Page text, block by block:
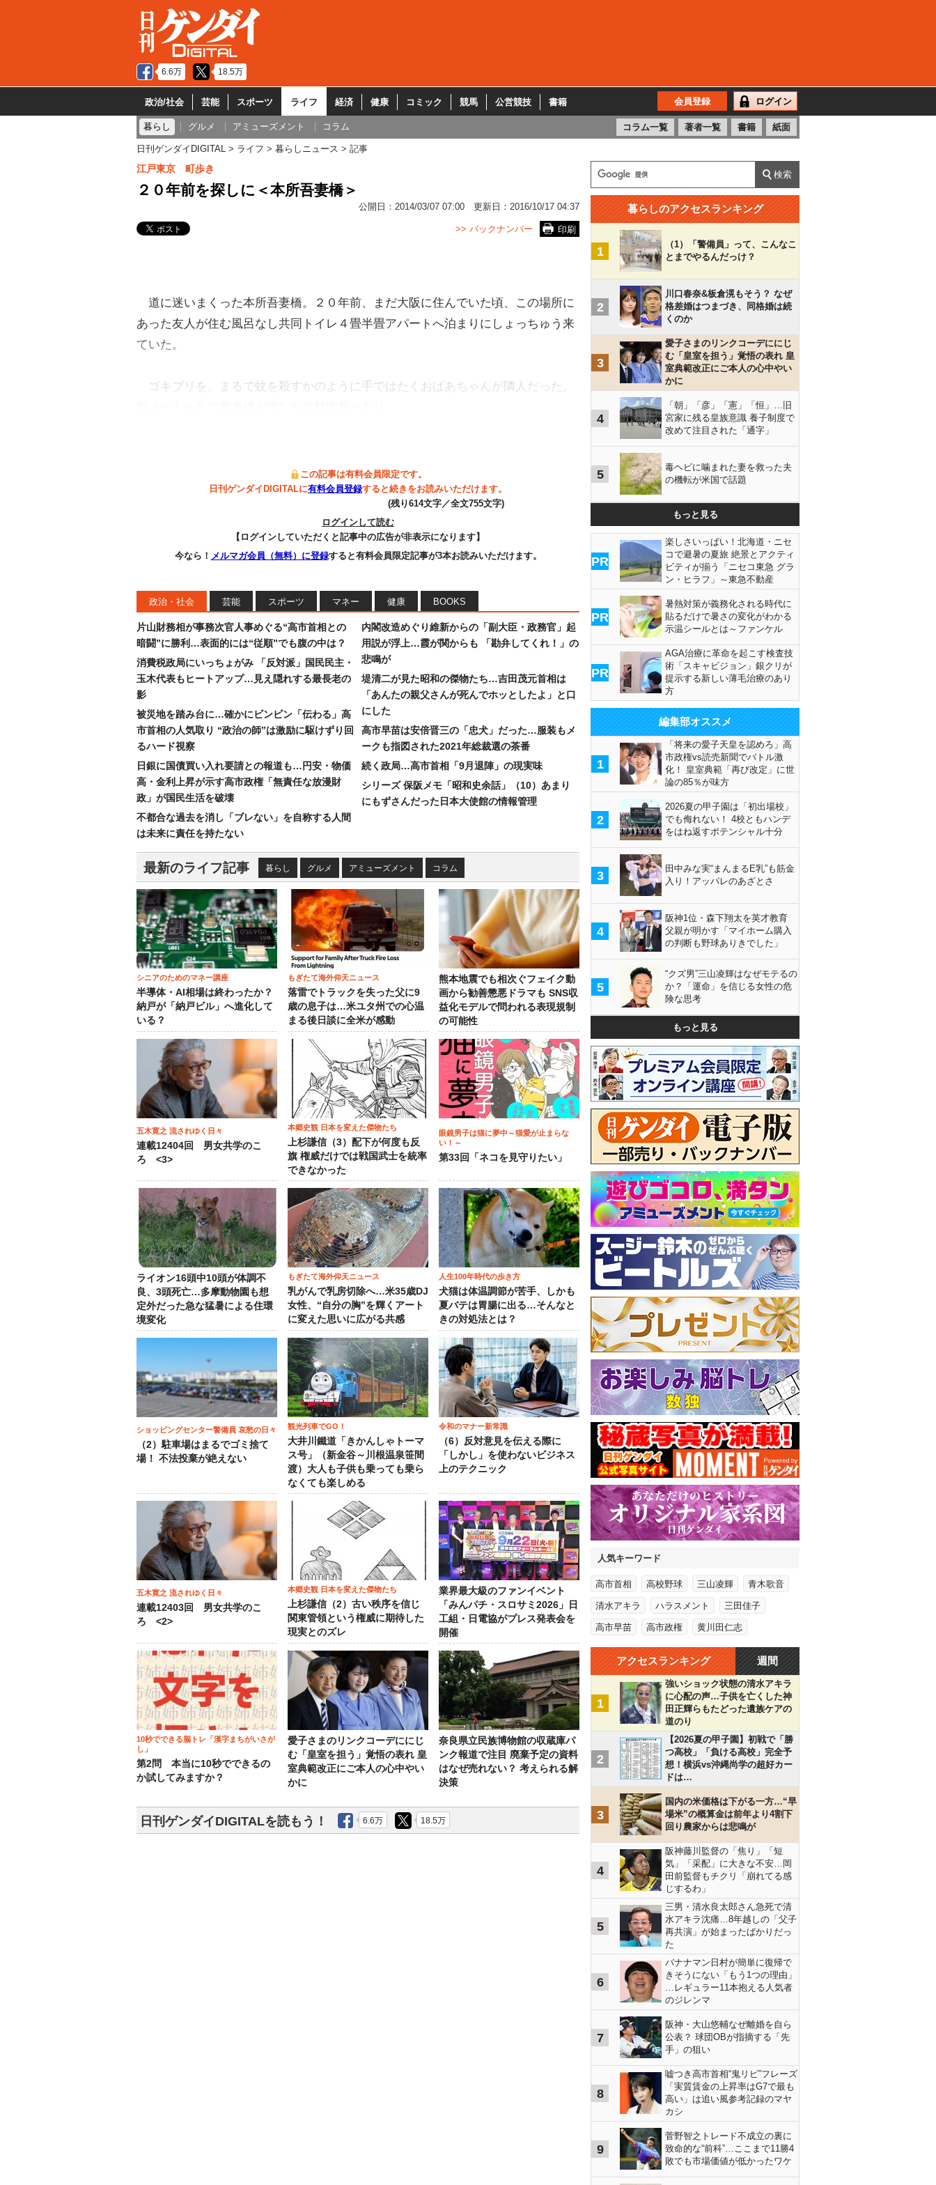
6.6万 18.5万
政治/社会 芸能 スポーツ ライフ 経済 健康 コミック 競馬 公営競技 書籍 会員登録 ログイン
暮らし グルメ アミューズメント コラム コラム一覧 著者一覧 書籍 紙面
日刊ゲンダイDIGITAL ライフ 暮らしニュース 記事
江戸東京 町歩き
２０年前を探しに＜本所吾妻橋＞
公開日： 2014/03/07 07:00 更新日： 2016/10/17 04:37
印刷
>> バックナンバー
道に迷いまくった本所吾妻橋。２０年前、まだ大阪に住んでいた頃、この場所に
あった友人が住む風呂なし共同トイレ４畳半畳アパートへ泊まりにしょっちゅう来
ていた。
ゴキブリを、まるで蚊を殺すかのように手ではたくおばあちゃんが隣人だった。
この記事は有料会員限定です。
日刊ゲンダイDIGITALに有料会員登録すると続きをお読みいただけます。
(残り614文字／全文755文字)
ログインして読む
【ログインしていただくと記事中の広告が非表示になります】
今なら！ メルマガ会員（無料）に登録すると有料会員限定記事が3本お読みいただけます。
政治・社会 芸能 スポーツ マネー 健康 BOOKS
片山財務相が事務次官人事めぐる“高市首相との
暗闘”に勝利…表面的には“従順”でも腹の中は？
消費税政局にいっちょがみ 「反対派」国民民主・
玉木代表もヒートアップ…見え隠れする最長老の
影
被災地を踏み台に…確かにビンビン「伝わる」高
市首相の人気取り “政治の師”は激励に駆けずり回
るハード視察
日銀に国債買い入れ要請との報道も…円安・物価
高・金利上昇が示す高市政権「無責任な放漫財
政」が国民生活を破壊
不都合な過去を消し「ブレない」を自称する人間
は未来に責任を持たない
内閣改造めぐり維新からの「副大臣・政務官」起
用説が浮上…霞が関からも 「勘弁してくれ！」の
悲鳴が
堤清二が見た昭和の傑物たち…吉田茂元首相は
「あんたの親父さんが死んでホッとしたよ」と口
にした
高市早苗は安倍晋三の「忠犬」だった…服装もメ
ークも指図された2021年総裁選の茶番
続く政局…高市首相「9月退陣」の現実味
シリーズ 保阪メモ「昭和史余話」（10）あまり
にもずさんだった日本大使館の情報管理
最新のライフ記事 暮らし グルメ アミューズメント コラム
シニアのためのマネー講座
半導体・AI相場は終わったか？
納戸が「納戸ビル」へ進化して
いる？
もぎたて海外仰天ニュース
落雷でトラックを失った父に9
歳の息子は…米ユタ州での心温
まる後日談に全米が感動
熊本地震でも相次ぐフェイク動
画から勧善懲悪ドラマも SNS収
益化モデルで問われる表現規制
の可能性
五木寛之 流されゆく日々
連載12404回 男女共学のこ
ろ <3>
本郷史観 日本を変えた傑物たち
上杉謙信（3）配下が何度も反
旗 権威だけでは戦国武士を統率
できなかった
眼鏡男子は猫に夢中～猫愛が止まらな
い！～
第33回「ネコを見守りたい」
ライオン16頭中10頭が体調不
良、3頭死亡…多摩動物園も想
定外だった急な猛暑による住環
境変化
もぎたて海外仰天ニュース
乳がんで乳房切除へ…米35歳DJ
女性、“自分の胸”を輝くアート
に変えた思いに広がる共感
人生100年時代の歩き方
犬猫は体温調節が苦手、しかも
夏バテは胃腸に出る…そんなと
きの対処法とは？
ショッピングセンター警備員 哀愁の日々
（2）駐車場はまるでゴミ捨て
場！ 不法投棄が絶えない
観光列車でGO！
大井川鐵道「きかんしゃトーマ
ス号」（新金谷～川根温泉笹間
渡）大人も子供も乗っても乗ら
なくても楽しめる
令和のマナー新常識
（6）反対意見を伝える際に
「しかし」を使わないビジネス
上のテクニック
五木寛之 流されゆく日々
連載12403回 男女共学のこ
ろ <2>
本郷史観 日本を変えた傑物たち
上杉謙信（2）古い秩序を信じ
関東管領という権威に期待した
現実とのズレ
業界最大級のファンイベント
「みんパチ・スロサミ2026」日
工組・日電協がプレス発表会を
開催
10秒でできる脳トレ「漢字まちがいさが
し」
第2問 本当に10秒でできるの
か試してみますか？
愛子さまのリンクコーデににじ
む「皇室を担う」覚悟の表れ 皇
室典範改正にご本人の心中やい
かに
奈良県立民族博物館の収蔵庫パ
ンク報道で注目 廃棄予定の資料
はなぜ売れない？ 考えられる解
決策
日刊ゲンダイDIGITALを読もう！ 6.6万 18.5万
暮らしのアクセスランキング
1
（1）「警備員」って、こんなこ
とまでやるんだっけ？
2
川口春奈&板倉滉もそう？ なぜ
格差婚はつまづき、同格婚は続
くのか
3
愛子さまのリンクコーデににじ
む「皇室を担う」覚悟の表れ 皇
室典範改正にご本人の心中やい
かに
4
「朝」「彦」「憲」「恒」…旧
宮家に残る皇族意識 養子制度で
改めて注目された「通字」
5
毒ヘビに噛まれた妻を救った夫
の機転が米国で話題
もっと見る
PR
楽しさいっぱい！北海道・ニセ
コで避暑の夏旅 絶景とアクティ
ビティが揃う「ニセコ東急 グラ
ン・ヒラフ」～東急不動産
PR
暑熱対策が義務化される時代に
貼るだけで暑さの変化がわかる
示温シールとは～ファンケル
PR
AGA治療に革命を起こす検査技
術「スキャビジョン」銀クリが
提示する新しい薄毛治療のあり
方
編集部オススメ
1
「将来の愛子天皇を認めろ」高
市政権vs読売新聞でバトル激
化！ 皇室典範「再び改定」に世
論の85％が味方
2
2026夏の甲子園は「初出場校」
でも侮れない！ 4校ともハンデ
をはね返すポテンシャル十分
3
田中みな実“まんまるE乳”も筋金
入り！アッパレのあざとさ
4
阪神1位・森下翔太を英才教育
父親が明かす「マイホーム購入
の判断も野球ありきでした」
5
“クズ男”三山凌輝はなぜモテるの
か？「運命」を信じる女性の危
険な思考
もっと見る
人気キーワード
高市首相 高校野球 三山凌輝 青木歌音
清水アキラ ハラスメント 三田佳子
高市早苗 高市政権 黄川田仁志
アクセスランキング 週間
1
強いショック状態の清水アキラ
に心配の声…子供を亡くした神
田正輝らもたどった遺族ケアの
道のり
2
【2026夏の甲子園】初戦で「勝
つ高校」「負ける高校」完全予
想！横浜vs沖縄尚学の超好カー
ドは…
3
国内の米価格は下がる一方…“早
場米”の概算金は前年より4割下
回り農家からは悲鳴が
4
阪神藤川監督の「焦り」「短
気」「采配」に大きな不安…岡
田前監督もチクリ「崩れてる感
じするわ」
5
三男・清水良太郎さん急死で清
水アキラ沈痛…8年越しの「父子
再共演」が始まったばかりだっ
た
6
バナナマン日村が簡単に復帰で
きそうにない「もう1つの理由」
…レギュラー11本抱える人気者
のジレンマ
7
阪神・大山悠輔なぜ離婚を自ら
公表？ 球団OBが指摘する「先
手」の狙い
8
嘘つき高市首相“鬼リピ”フレーズ
「実質賃金の上昇率はG7で最も
高い」は追い風参考記録のマヤ
カシ
9
菅野智之トレード不成立の裏に
致命的な“前科”…ここまで11勝4
敗でも市場価値が低かったワケ